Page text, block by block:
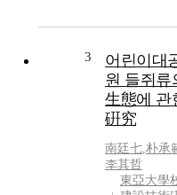
3
어린이대
원 들쥐류
生態에 관
硏究
南廷七,朴承
李其哲
東亞大學